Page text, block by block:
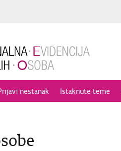
nestanak Istaknute teme